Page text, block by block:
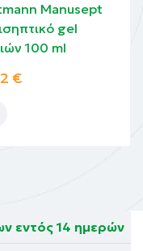
Manusept
gel
100 ml
€
εντός 14 ημερών